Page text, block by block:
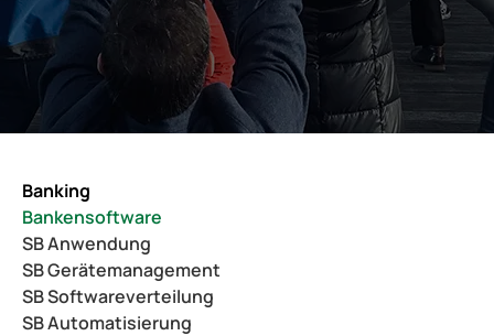
Banking
Bankensoftware
SB Anwendung
SB Gerätemanagement
SB Softwareverteilung
SB Automatisierung